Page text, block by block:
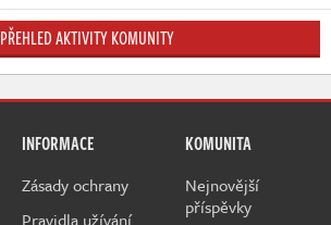
PŘEHLED AKTIVITY KOMUNITY
INFORMACE
Zásady ochrany
Pravidla užívání
KOMUNITA
Nejnovější
příspěvky